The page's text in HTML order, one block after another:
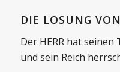
DIE LOSUNG
Der HERR hat
und sein Reich